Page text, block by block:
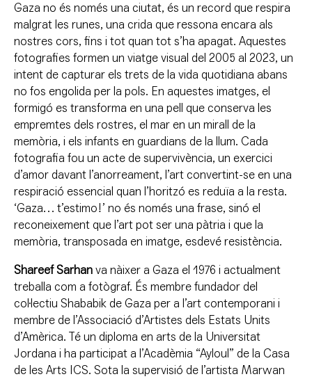
Gaza no és només una ciutat, és un record que respira
malgrat les runes, una crida que ressona encara als
nostres cors, fins i tot quan tot s’ha apagat. Aquestes
fotografies formen un viatge visual del 2005 al 2023, un
intent de capturar els trets de la vida quotidiana abans
no fos engolida per la pols. En aquestes imatges, el
formigó es transforma en una pell que conserva les
empremtes dels rostres, el mar en un mirall de la
memòria, i els infants en guardians de la llum. Cada
fotografia fou un acte de supervivència, un exercici
d’amor davant l’anorreament, l’art convertint-se en una
respiració essencial quan l’horitzó es reduïa a la resta.
‘Gaza… t’estimo!’ no és només una frase, sinó el
reconeixement que l’art pot ser una pàtria i que la
memòria, transposada en imatge, esdevé resistència.
Shareef Sarhanva nàixer a Gaza el 1976 i actualment
treballa com a fotògraf. És membre fundador del
col·lectiu Shababik de Gaza per a l’art contemporani i
membre de l’Associació d’Artistes dels Estats Units
d’Amèrica. Té un diploma en arts de la Universitat
Jordana i ha participat a l’Acadèmia “Ayloul” de la Casa
de les Arts ICS. Sota la supervisió de l’artista Marwan